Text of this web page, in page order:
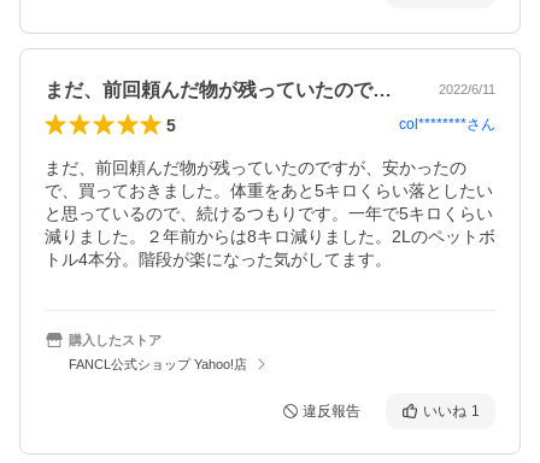
まだ、前回頼んだ物が残っていたのですが… 2022/6/11
5 col********さん
まだ、前回頼んだ物が残っていたのですが、安かったの
で、買っておきました。体重をあと5キロくらい落としたい
と思っているので、続けるつもりです。一年で5キロくらい
減りました。２年前からは8キロ減りました。2Lのペットボ
トル4本分。階段が楽になった気がしてます。
購入したストア
FANCL公式ショップ Yahoo!店
違反報告 いいね 1